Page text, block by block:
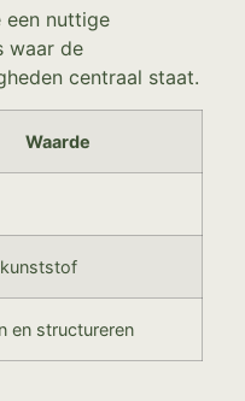
een nuttige
waar de
centraal staat.
Waarde
en structureren